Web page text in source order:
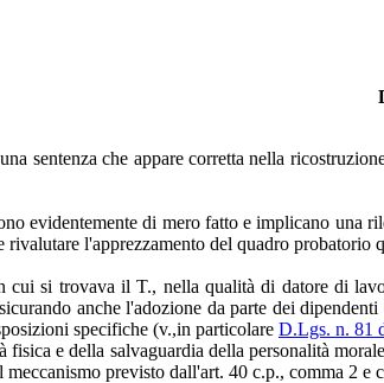
sentenza che appare corretta nella
evidentemente di mero fatto e implicano
l'apprezzamento del quadro probatorio
si trovava il T., nella qualità di datore di
anche l'adozione da parte dei
specifiche (v.,in particolare D.Lgs. n. 81
e della salvaguardia della personalità
previsto dall'art. 40 c.p., comma 2